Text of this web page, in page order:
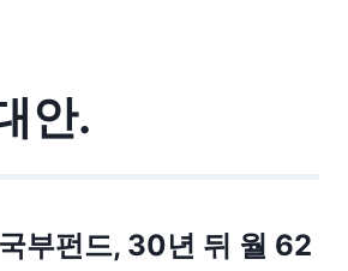
안.
부펀드, 30년 뒤 월 62